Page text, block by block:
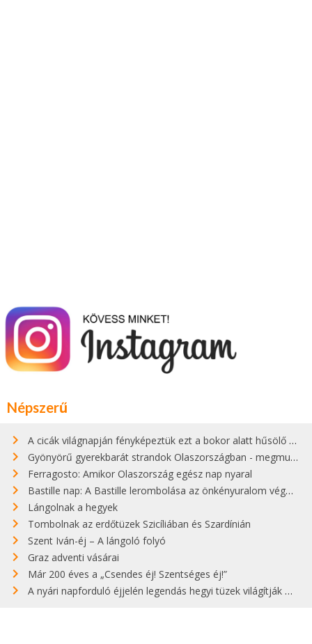
Népszerű
A cicák világnapján fényképeztük ezt a bokor alatt hűsölő cicát Kisorosziban
Gyönyörű gyerekbarát strandok Olaszországban - megmutatjuk a 15 legjobbat
Ferragosto: Amikor Olaszország egész nap nyaral
Bastille nap: A Bastille lerombolása az önkényuralom végét jelentette
Lángolnak a hegyek
Tombolnak az erdőtüzek Szicíliában és Szardínián
Szent Iván-éj – A lángoló folyó
Graz adventi vásárai
Már 200 éves a „Csendes éj! Szentséges éj!”
A nyári napforduló éjjelén legendás hegyi tüzek világítják meg Zugspitzét